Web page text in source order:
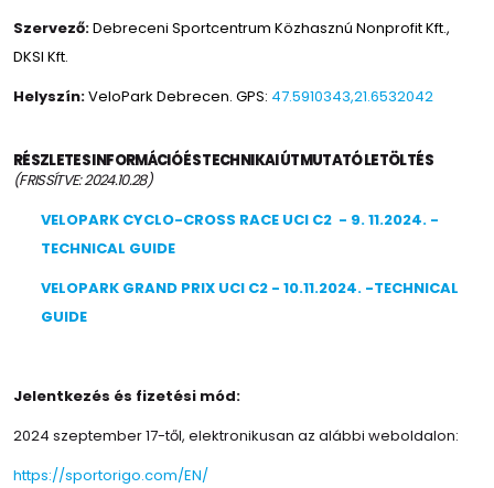
Szervező:Debreceni Sportcentrum Közhasznú Nonprofit Kft.,
DKSI Kft.
Helyszín:VeloPark Debrecen. GPS: 47.5910343,21.6532042
RÉSZLETES INFORMÁCIÓ ÉS TECHNIKAI ÚTMUTATÓ LETÖLTÉS
(FRISSÍTVE: 2024.10.28)
VELOPARK CYCLO-CROSS RACE UCI C2 - 9. 11.2024. -
TECHNICAL GUIDE
VELOPARK GRAND PRIX UCI C2 - 10.11.2024. -TECHNICAL
GUIDE
Jelentkezés és fizetési mód:
2024 szeptember 17-től, elektronikusan az alábbi weboldalon:
https://sportorigo.com/EN/